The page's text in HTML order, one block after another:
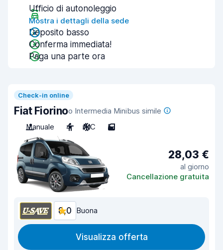
Ufficio di autonoleggio
Mostra i dettagli della sede
Deposito basso
Conferma immediata!
Paga una parte ora
Check-in online
Fiat Fiorinoo Intermedia Minibus simile
Manuale
4 A/C 5
28,03 €
al giorno
Cancellazione gratuita
8,0 Buona
Visualizza offerta